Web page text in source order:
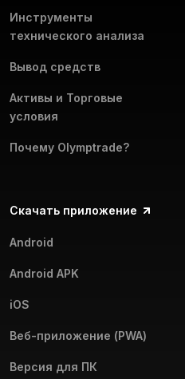
Инструменты
технического анализа
Вывод средств
Активы и Торговые
условия
Почему Olymptrade?
Скачать приложение
Android
Android APK
iOS
Веб-приложение (PWA)
Версия для ПК